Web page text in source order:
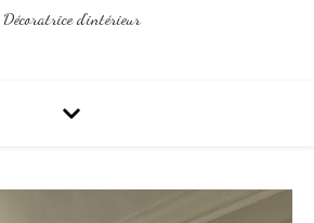
Décoratrice d'intérieur